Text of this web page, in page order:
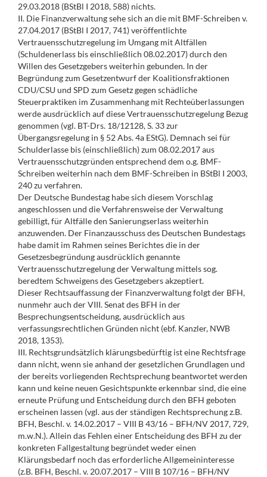
29.03.2018 (BStBl I 2018, 588) nichts.
II. Die Finanzverwaltung sehe sich an die mit BMF-Schreiben v.
27.04.2017 (BStBl I 2017, 741) veröffentlichte
Vertrauensschutzregelung im Umgang mit Altfällen
(Schuldenerlass bis einschließlich 08.02.2017) durch den
Willen des Gesetzgebers weiterhin gebunden. In der
Begründung zum Gesetzentwurf der Koalitionsfraktionen
CDU/CSU und SPD zum Gesetz gegen schädliche
Steuerpraktiken im Zusammenhang mit Rechteüberlassungen
werde ausdrücklich auf diese Vertrauensschutzregelung Bezug
genommen (vgl. BT-Drs. 18/12128, S. 33 zur
Übergangsregelung in § 52 Abs. 4a EStG). Demnach sei für
Schulderlasse bis (einschließlich) zum 08.02.2017 aus
Vertrauensschutzgründen entsprechend dem o.g. BMF-
Schreiben weiterhin nach dem BMF-Schreiben in BStBl I 2003,
240 zu verfahren.
Der Deutsche Bundestag habe sich diesem Vorschlag
angeschlossen und die Verfahrensweise der Verwaltung
gebilligt, für Altfälle den Sanierungserlass weiterhin
anzuwenden. Der Finanzausschuss des Deutschen Bundestags
habe damit im Rahmen seines Berichtes die in der
Gesetzesbegründung ausdrücklich genannte
Vertrauensschutzregelung der Verwaltung mittels sog.
beredtem Schweigens des Gesetzgebers akzeptiert.
Dieser Rechtsauffassung der Finanzverwaltung folgt der BFH,
nunmehr auch der VIII. Senat des BFH in der
Besprechungsentscheidung, ausdrücklich aus
verfassungsrechtlichen Gründen nicht (ebf. Kanzler, NWB
2018, 1353).
III. Rechtsgrundsätzlich klärungsbedürftig ist eine Rechtsfrage
dann nicht, wenn sie anhand der gesetzlichen Grundlagen und
der bereits vorliegenden Rechtsprechung beantwortet werden
kann und keine neuen Gesichtspunkte erkennbar sind, die eine
erneute Prüfung und Entscheidung durch den BFH geboten
erscheinen lassen (vgl. aus der ständigen Rechtsprechung z.B.
BFH, Beschl. v. 14.02.2017 – VIII B 43/16 – BFH/NV 2017, 729,
m.w.N.). Allein das Fehlen einer Entscheidung des BFH zu der
konkreten Fallgestaltung begründet weder einen
Klärungsbedarf noch das erforderliche Allgemeininteresse
(z.B. BFH, Beschl. v. 20.07.2017 – VIII B 107/16 – BFH/NV